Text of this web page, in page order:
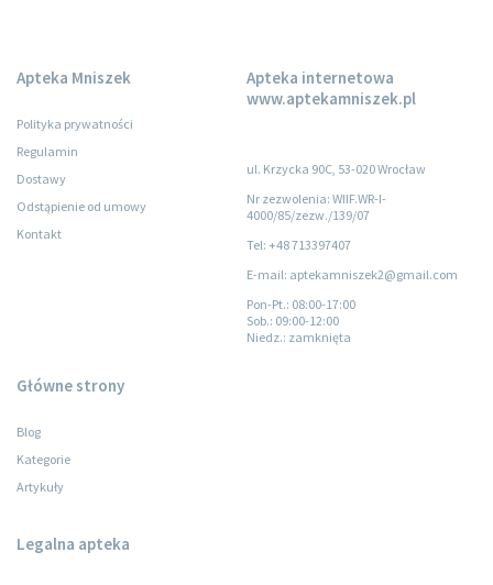
Apteka Mniszek
Polityka prywatności
Regulamin
Dostawy
Odstąpienie od umowy
Kontakt
Apteka internetowa
www.aptekamniszek.pl
ul. Krzycka 90C, 53-020 Wrocław
Nr zezwolenia: WIIF.WR-I-
4000/85/zezw./139/07
Tel: +48 713397407
E-mail: aptekamniszek2@gmail.com
Pon-Pt.: 08:00-17:00
Sob.: 09:00-12:00
Niedz.: zamknięta
Główne strony
Blog
Kategorie
Artykuły
Legalna apteka